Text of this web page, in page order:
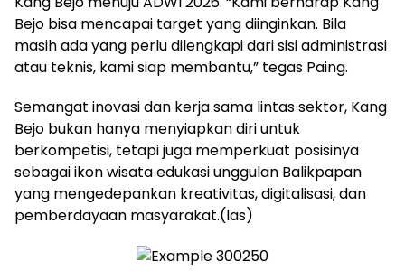
Bejo bisa mencapai target yang diinginkan. Bila
masih ada yang perlu dilengkapi dari sisi administrasi
atau teknis, kami siap membantu,” tegas Paing.
Semangat inovasi dan kerja sama lintas sektor, Kang
Bejo bukan hanya menyiapkan diri untuk
berkompetisi, tetapi juga memperkuat posisinya
sebagai ikon wisata edukasi unggulan Balikpapan
yang mengedepankan kreativitas, digitalisasi, dan
pemberdayaan masyarakat.(las)